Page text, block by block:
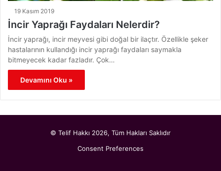
19 Kasım 2019
İncir Yaprağı Faydaları Nelerdir?
İncir yaprağı, incir meyvesi gibi doğal bir ilaçtır. Özellikle şeker
hastalarının kullandığı incir yaprağı faydaları saymakla
bitmeyecek kadar fazladır. Çok…
Devamını Oku »
© Telif Hakkı 2026, Tüm Hakları Saklıdır
Consent Preferences